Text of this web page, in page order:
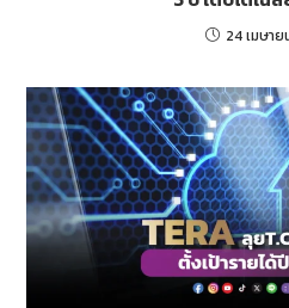
24 เมษา